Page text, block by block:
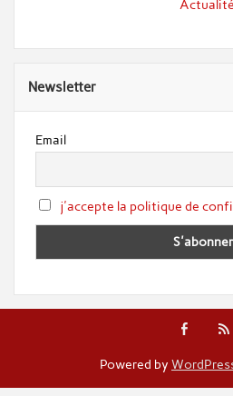
Actualité
Newsletter
Email
j'accepte la politique de
Powered by